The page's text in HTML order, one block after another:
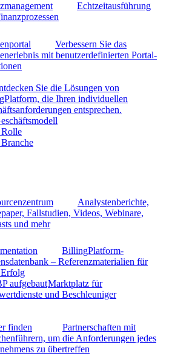
Echtzeitausführung
Verbessern Sie das
mit benutzerdefinierten Portal-
Sie die Lösungen von
die Ihren individuellen
entsprechen.
Analystenberichte,
Fallstudien, Videos, Webinare,
und mehr
BillingPlatform-
– Referenzmaterialien für
aufgebautMarktplatz für
und Beschleuniger
finden
Partnerschaften mit
um die Anforderungen jedes
zu übertreffen